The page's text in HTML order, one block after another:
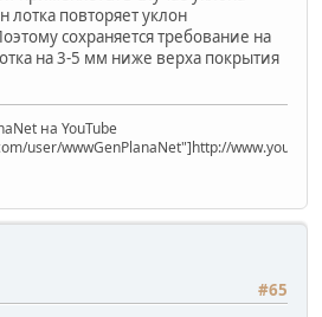
лотка повторяет уклон
сохраняется требование на
на 3-5 мм ниже верха покрытия
на YouTube
user/wwwGenPlanaNet"]http://
#65